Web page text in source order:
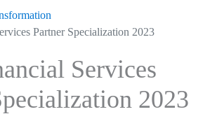
Partner Specialization 2023
Services
2023